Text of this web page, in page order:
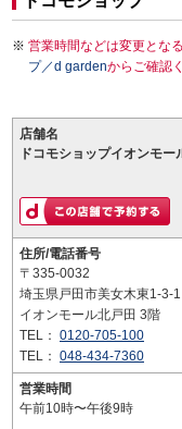
営業時間などは変更とな
プ／d gardenからご確認
店舗名
ドコモショップイオンモー
住所/電話番号
〒335-0032
埼玉県戸田市美女木東1-3-1
イオンモール北戸田 3階
TEL： 0120-705-100
TEL： 048-434-7360
営業時間
午前10時〜午後9時